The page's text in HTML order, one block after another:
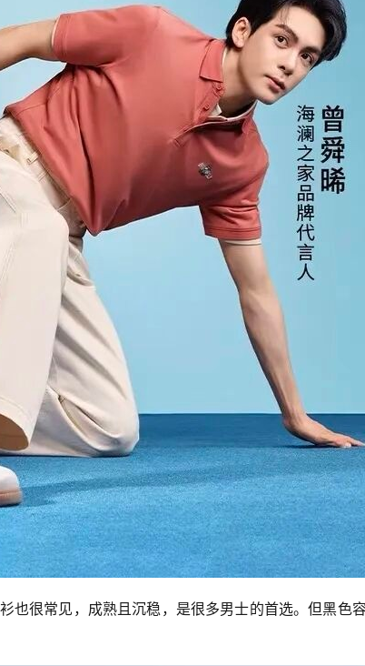
也很常见，成熟且沉稳，是很多男士的首选。但黑色